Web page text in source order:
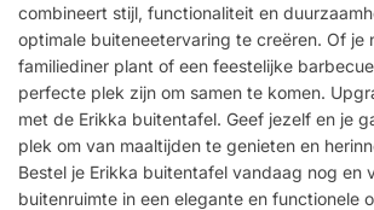
combineert stijl, functionaliteit en
optimale buiteneetervaring te creëren. Of je
familiediner plant of een feestelijke
perfecte plek zijn om samen te komen.
met de Erikka buitentafel. Geef jezelf en je
plek om van maaltijden te genieten en
Bestel je Erikka buitentafel vandaag nog en
buitenruimte in een elegante en functionele